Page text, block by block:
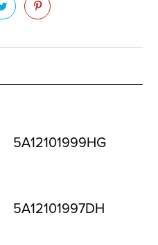
5A12101999HG
5A12101997DH